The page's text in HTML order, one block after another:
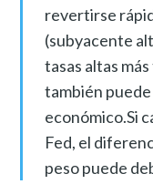
revertirse
(subyacente
tasas altas
también
económico.Si
Fed, el
peso puede